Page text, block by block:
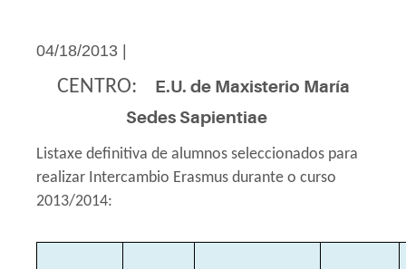
04/18/2013 |
CENTRO:
E.U. de Maxisterio María
Sedes Sapientiae
Listaxe definitiva de alumnos seleccionados para
realizar Intercambio Erasmus durante o curso
2013/2014: